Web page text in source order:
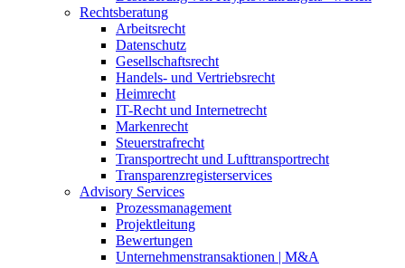
Rechtsberatung
Arbeitsrecht
Datenschutz
Gesellschaftsrecht
Handels- und Vertriebsrecht
Heimrecht
IT-Recht und Internetrecht
Markenrecht
Steuerstrafrecht
Transportrecht und Lufttransportrecht
Transparenzregisterservices
Advisory Services
Prozessmanagement
Projektleitung
Bewertungen
Unternehmenstransaktionen | M&A